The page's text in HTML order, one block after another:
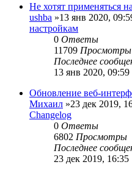
Не хотят применяться
ushba »13 янв 2020,
настройкам
0 Ответы
11709 Просмотры
Последнее
13 янв 2020, 09:59
Обновление веб-
Михаил »23 дек 2019,
Changelog
0 Ответы
6802 Просмотры
Последнее
23 дек 2019, 16:35